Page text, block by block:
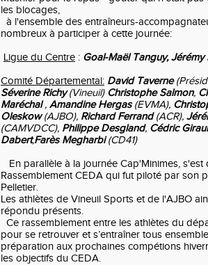
les blocages,
à l'ensemble des entraîneurs-
nombreux à participer à cette journée:
Ligue du Centre : Goal-Maël Tanguy, Jérémy
Comité Départemental: David Taverne
Séverine Richy(Vineuil) Christophe Salmon,
Maréchal, Amandine Hergas(EVMA),
Oleskow(AJBO), Richard Ferrand(ACR),
(CAMVDCC), Philippe Desgland, Cédric
Dabert,Farès Megharbi(CD41)
En parallèle à la journée Cap'Minimes, s'est
Rassemblement CEDA qui fut piloté par son
Pelletier.
Les athlètes de Vineuil Sports et de l'AJBO
répondu présents.
Ce rassemblement entre les athlètes du
pour se retrouver et s’entraîner tous
préparation aux prochaines compétions
les objectifs du CEDA.